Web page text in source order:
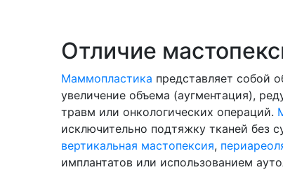
Отличие
Маммопластика представляет собой
увеличение объема (аугментация),
травм или онкологических операций.
исключительно подтяжку тканей без
вертикальная мастопексия,
имплантатов или использованием